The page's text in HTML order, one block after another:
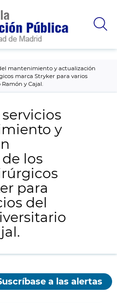
mantenimiento y actualización
marca Stryker para varios
y Cajal.
y
los
para
del
a las alertas